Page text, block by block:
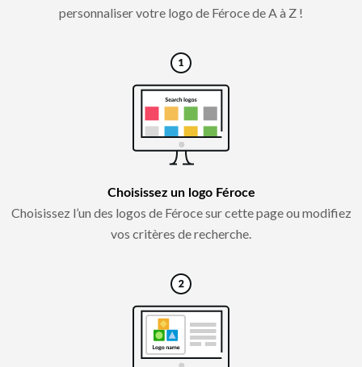
personnaliser votre logo de Féroce de A à Z !
Choisissez un logo Féroce
Choisissez l’un des logos de Féroce sur cette page ou modifiez
vos critères de recherche.